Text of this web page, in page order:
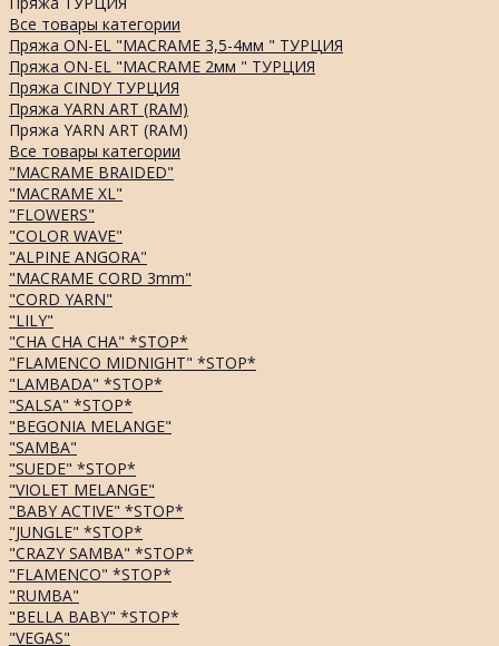
Все товары категории
Пряжа ON-EL "MACRAME 3,5-4мм " ТУРЦИЯ
Пряжа ON-EL "MACRAME 2мм " ТУРЦИЯ
Пряжа CINDY ТУРЦИЯ
Пряжа YARN ART (RAM)
Пряжа YARN ART (RAM)
Все товары категории
"MACRAME BRAIDED"
"MACRAME XL"
"FLOWERS"
"COLOR WAVE"
"ALPINE ANGORA"
"MACRAME CORD 3mm"
"CORD YARN"
"LILY"
"CHA CHA CHA" *STOP*
"FLAMENCO MIDNIGHT" *STOP*
"LAMBADA" *STOP*
"SALSA" *STOP*
"BEGONIA MELANGE"
"SAMBA"
"SUEDE" *STOP*
"VIOLET MELANGE"
"BABY ACTIVE" *STOP*
"JUNGLE" *STOP*
"CRAZY SAMBA" *STOP*
"FLAMENCO" *STOP*
"RUMBA"
"BELLA BABY" *STOP*
"VEGAS"